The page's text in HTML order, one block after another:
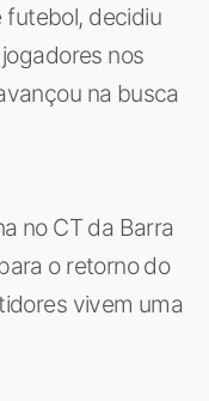
decidiu
nos
na busca
no CT da Barra
o retorno do
vivem uma